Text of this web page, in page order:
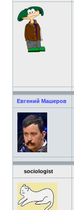
Евгений Машеров
sociologist